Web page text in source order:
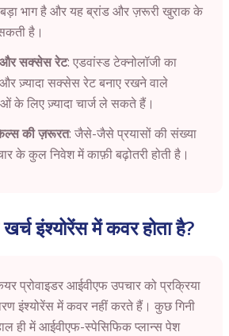
भाग है और यह ब्रांड और ज़रूरी खुराक के
है।
और सक्सेस रेट: एडवांस्ड टेक्नोलॉजी का
ज़्यादा सक्सेस रेट बनाए रखने वाले
के लिए ज़्यादा चार्ज ले सकते हैं।
की ज़रूरत: जैसे-जैसे प्रयासों की संख्या
के कुल निवेश में काफ़ी बढ़ोतरी होती है।
इंश्योरेंस में कवर होता है?
प्रोवाइडर आईवीएफ उपचार को प्रक्रिया
इंश्योरेंस में कवर नहीं करते हैं। कुछ गिनी
ही में आईवीएफ-स्पेसिफिक प्लान्स पेश